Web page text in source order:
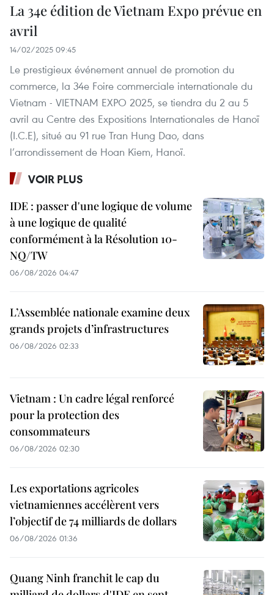
La 34e édition de Vietnam Expo prévue en
avril
14/02/2025 09:45
Le prestigieux événement annuel de promotion du
commerce, la 34e Foire commerciale internationale du
Vietnam - VIETNAM EXPO 2025, se tiendra du 2 au 5
avril au Centre des Expositions Internationales de Hanoï
(I.C.E), situé au 91 rue Tran Hung Dao, dans
l’arrondissement de Hoan Kiem, Hanoï.
VOIR PLUS
IDE : passer d'une logique de volume
à une logique de qualité
conformément à la Résolution 10-
NQ/TW
06/08/2026 04:47
L’Assemblée nationale examine deux
grands projets d’infrastructures
06/08/2026 02:33
Vietnam : Un cadre légal renforcé
pour la protection des
consommateurs
06/08/2026 02:30
Les exportations agricoles
vietnamiennes accélèrent vers
l’objectif de 74 milliards de dollars
06/08/2026 01:36
Quang Ninh franchit le cap du